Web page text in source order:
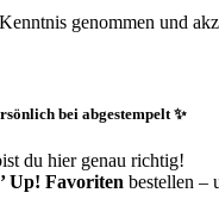
genommen und
bei abgestempelt ✨
du hier genau richtig!
Up! Favoriten bestellen –